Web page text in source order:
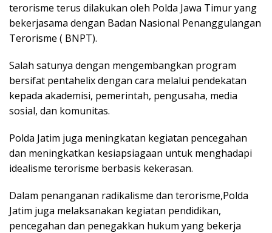
terorisme terus dilakukan oleh Polda Jawa Timur yang
bekerjasama dengan Badan Nasional Penanggulangan
Terorisme ( BNPT).
Salah satunya dengan mengembangkan program
bersifat pentahelix dengan cara melalui pendekatan
kepada akademisi, pemerintah, pengusaha, media
sosial, dan komunitas.
Polda Jatim juga meningkatan kegiatan pencegahan
dan meningkatkan kesiapsiagaan untuk menghadapi
idealisme terorisme berbasis kekerasan.
Dalam penanganan radikalisme dan terorisme,Polda
Jatim juga melaksanakan kegiatan pendidikan,
pencegahan dan penegakkan hukum yang bekerja